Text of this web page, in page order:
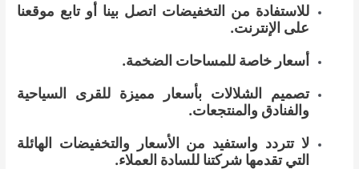
للاستفادة من التخفيضات اتصل بينا أو تابع موقعنا
على الإنترنت.
أسعار خاصة للمساحات الضخمة.
تصميم الشلالات بأسعار مميزة للقرى السياحية
والفنادق والمنتجعات.
لا تتردد واستفيد من الأسعار والتخفيضات الهائلة
التي تقدمها شركتنا للسادة العملاء.